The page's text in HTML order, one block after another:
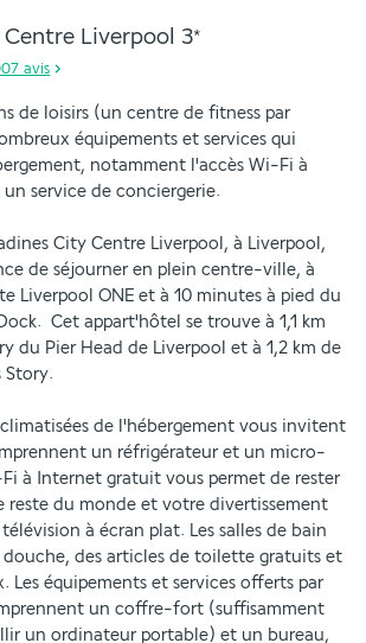
Liverpool 3*
avis
de loisirs (un centre de fitness par
équipements et services qui
notamment l'accès Wi-Fi à
service de conciergerie.
City Centre Liverpool, à Liverpool,
de séjourner en plein centre-ville, à
Liverpool ONE et à 10 minutes à pied du
Cet appart'hôtel se trouve à 1,1 km
du Pier Head de Liverpool et à 1,2 km de
Story.
climatisées de l'hébergement vous invitent
un réfrigérateur et un micro-
Fi à Internet gratuit vous permet de rester
reste du monde et votre divertissement
à écran plat. Les salles de bain
des articles de toilette gratuits et
Les équipements et services offerts par
un coffre-fort (suffisamment
un ordinateur portable) et un bureau,